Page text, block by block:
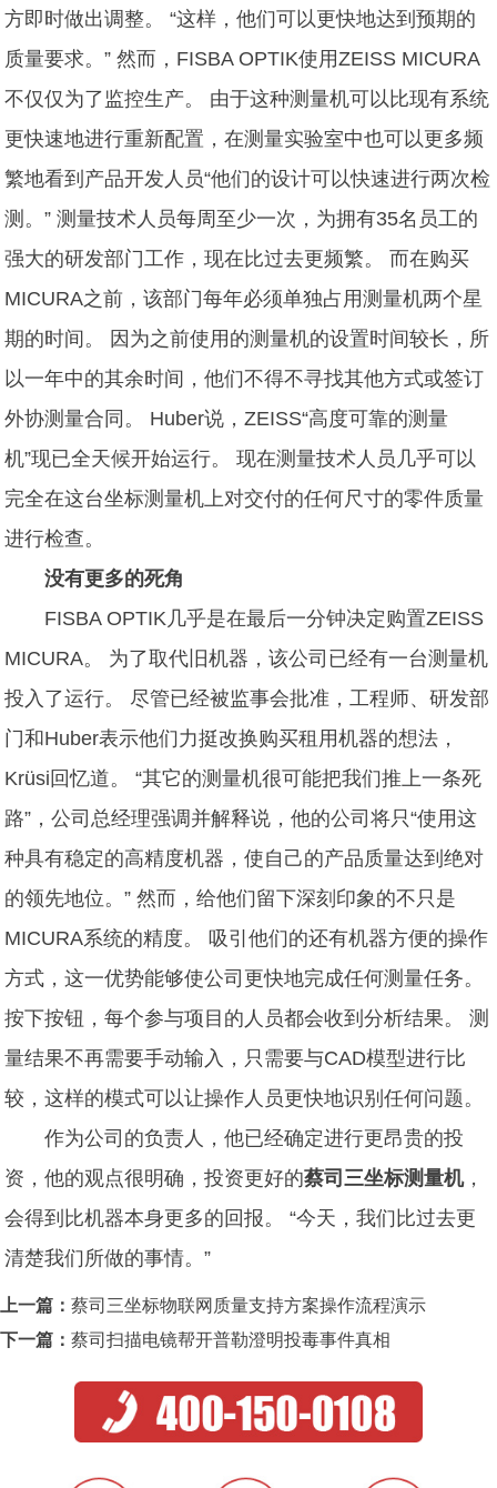
方即时做出调整。 “这样，他们可以更快地达到预期的
质量要求。” 然而，FISBA OPTIK使用ZEISS MICURA
不仅仅为了监控生产。 由于这种测量机可以比现有系统
更快速地进行重新配置，在测量实验室中也可以更多频
繁地看到产品开发人员“他们的设计可以快速进行两次检
测。” 测量技术人员每周至少一次，为拥有35名员工的
强大的研发部门工作，现在比过去更频繁。 而在购买
MICURA之前，该部门每年必须单独占用测量机两个星
期的时间。 因为之前使用的测量机的设置时间较长，所
以一年中的其余时间，他们不得不寻找其他方式或签订
外协测量合同。 Huber说，ZEISS“高度可靠的测量
机”现已全天候开始运行。 现在测量技术人员几乎可以
完全在这台坐标测量机上对交付的任何尺寸的零件质量
进行检查。
没有更多的死角
FISBA OPTIK几乎是在最后一分钟决定购置ZEISS
MICURA。 为了取代旧机器，该公司已经有一台测量机
投入了运行。 尽管已经被监事会批准，工程师、研发部
门和Huber表示他们力挺改换购买租用机器的想法，
Krüsi回忆道。 “其它的测量机很可能把我们推上一条死
路”，公司总经理强调并解释说，他的公司将只“使用这
种具有稳定的高精度机器，使自己的产品质量达到绝对
的领先地位。” 然而，给他们留下深刻印象的不只是
MICURA系统的精度。 吸引他们的还有机器方便的操作
方式，这一优势能够使公司更快地完成任何测量任务。
按下按钮，每个参与项目的人员都会收到分析结果。 测
量结果不再需要手动输入，只需要与CAD模型进行比
较，这样的模式可以让操作人员更快地识别任何问题。
作为公司的负责人，他已经确定进行更昂贵的投
资，他的观点很明确，投资更好的蔡司三坐标测量机，
会得到比机器本身更多的回报。 “今天，我们比过去更
清楚我们所做的事情。”
上一篇： 蔡司三坐标物联网质量支持方案操作流程演示
下一篇： 蔡司扫描电镜帮开普勒澄明投毒事件真相